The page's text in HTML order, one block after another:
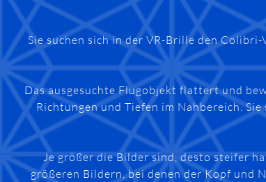
Sie suchen sich in der VR-Brille den
Das ausgesuchte Flugobjekt flattert und
Richtungen und Tiefen im Nahbereich.
Je größer die Bilder sind, desto steifer
größeren Bildern, bei denen der Kopf und